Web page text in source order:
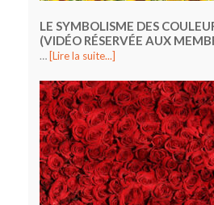
LE SYMBOLISME DES
(VIDÉO RÉSERVÉE AUX
… [Lire la suite...]